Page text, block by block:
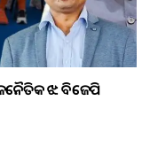
ଝଡ଼: ବିଜେପି